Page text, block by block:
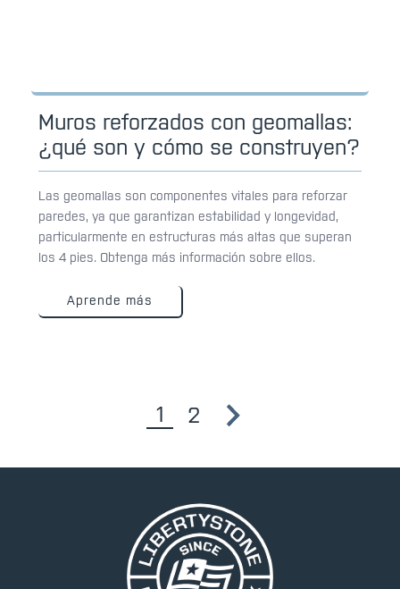
Muros reforzados con geomallas:
¿qué son y cómo se construyen?
Las geomallas son componentes vitales para reforzar
paredes, ya que garantizan estabilidad y longevidad,
particularmente en estructuras más altas que superan
los 4 pies. Obtenga más información sobre ellos.
Aprende más
1 2